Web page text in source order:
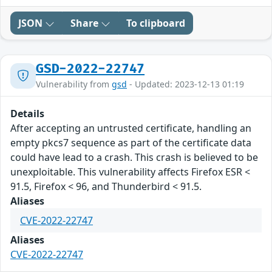
JSON Share To clipboard
GSD-2022-22747
Vulnerability from gsd - Updated: 2023-12-13 01:19
Details
After accepting an untrusted certificate, handling an
empty pkcs7 sequence as part of the certificate data
could have lead to a crash. This crash is believed to be
unexploitable. This vulnerability affects Firefox ESR <
91.5, Firefox < 96, and Thunderbird < 91.5.
Aliases
CVE-2022-22747
Aliases
CVE-2022-22747